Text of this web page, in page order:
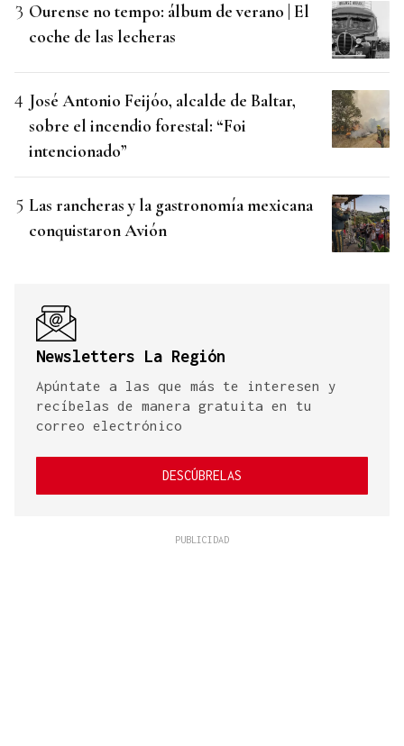
Ourense no tempo: álbum de verano | El
coche de las lecheras
José Antonio Feijóo, alcalde de Baltar,
sobre el incendio forestal: “Foi
intencionado”
Las rancheras y la gastronomía mexicana
conquistaron Avión
Newsletters La Región
Apúntate a las que más te interesen y
recíbelas de manera gratuita en tu
correo electrónico
DESCÚBRELAS